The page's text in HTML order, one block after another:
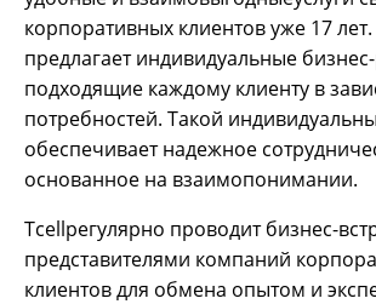
корпоративных клиентов уже 17 лет.
предлагает индивидуальные
подходящие каждому клиенту в
потребностей. Такой
обеспечивает надежное
основанное на взаимопонимании.
Tcellрегулярно проводит бизнес-
представителями компаний
клиентов для обмена опытом и